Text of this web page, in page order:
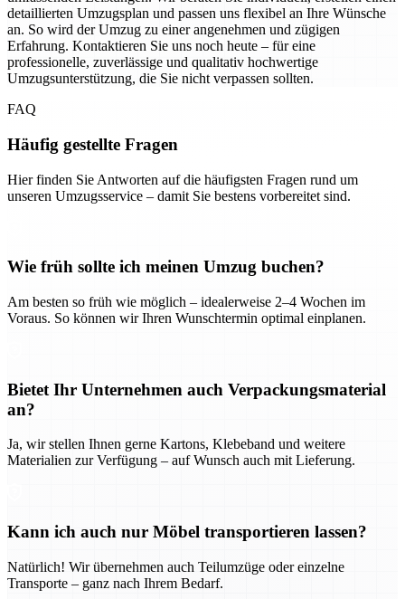
detaillierten Umzugsplan und passen uns flexibel an Ihre Wünsche
an. So wird der Umzug zu einer angenehmen und zügigen
Erfahrung. Kontaktieren Sie uns noch heute – für eine
professionelle, zuverlässige und qualitativ hochwertige
Umzugsunterstützung, die Sie nicht verpassen sollten.
FAQ
Häufig gestellte Fragen
Hier finden Sie Antworten auf die häufigsten Fragen rund um
unseren Umzugsservice – damit Sie bestens vorbereitet sind.
Wie früh sollte ich meinen Umzug buchen?
Am besten so früh wie möglich – idealerweise 2–4 Wochen im
Voraus. So können wir Ihren Wunschtermin optimal einplanen.
Bietet Ihr Unternehmen auch Verpackungsmaterial
an?
Ja, wir stellen Ihnen gerne Kartons, Klebeband und weitere
Materialien zur Verfügung – auf Wunsch auch mit Lieferung.
Kann ich auch nur Möbel transportieren lassen?
Natürlich! Wir übernehmen auch Teilumzüge oder einzelne
Transporte – ganz nach Ihrem Bedarf.